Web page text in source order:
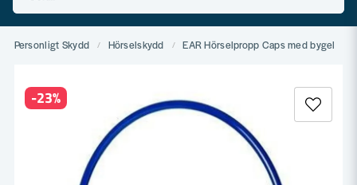
Personligt Skydd Hörselskydd EAR Hörselpropp Caps med bygel
-23%